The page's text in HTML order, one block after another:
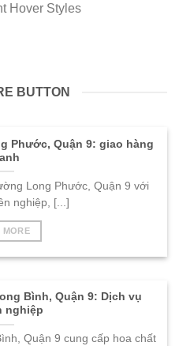
Long Phước, Quận 9 với
Hover Styles
BUTTON
Phước, Quận 9: giao hàng
Long Phước, Quận 9 với
nghiệp, [...]
MORE
Bình, Quận 9: Dịch vụ
nghiệp
Quận 9 cung cấp hoa chất